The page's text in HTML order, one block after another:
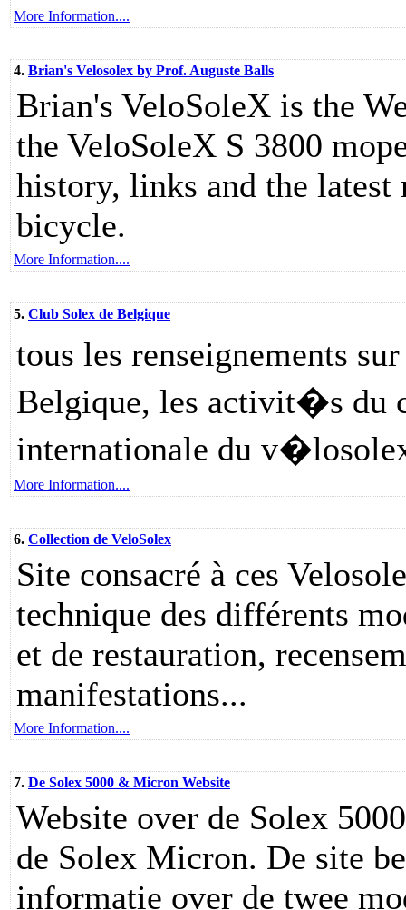
More Information....
4. Brian's Velosolex by Prof. Auguste Balls
Brian's VeloSoleX is the
the VeloSoleX S 3800
history, links and the latest
bicycle.
More Information....
5. Club Solex de Belgique
tous les renseignements
Belgique, les activit�s du
internationale du
More Information....
6. Collection de VeloSolex
Site consacré à ces
technique des différents
et de restauration,
manifestations...
More Information....
7. De Solex 5000 & Micron Website
Website over de Solex
de Solex Micron. De site
informatie over de twee